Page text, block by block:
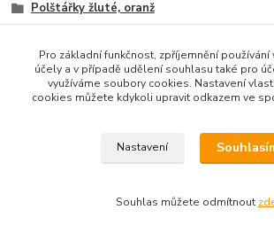
Polštářky žluté, oranž
Polštářky zlaté, stříbrné
Polštářky barvy neobvyklé
Pro základní funkčnost, zpříjemnění používání
účely a v případě udělení souhlasu také pro
využíváme soubory cookies. Nastavení
cookies můžete kdykoli upravit odkazem ve
Nastavení
Souhlas můžete odmítnout